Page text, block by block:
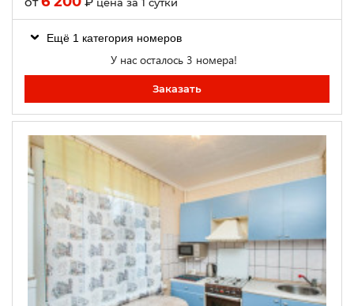
цена за 1 сутки
Ещё 1 категория номеров
У нас осталось 3 номера!
Заказать